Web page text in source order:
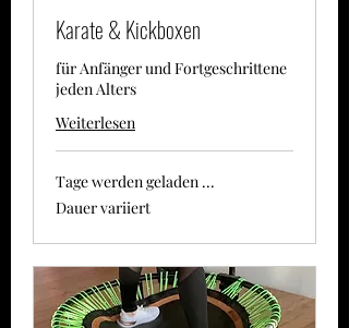
Karate & Kickboxen
für Anfänger und Fortgeschrittene
jeden Alters
Weiterlesen
Tage werden geladen ...
Dauer variiert